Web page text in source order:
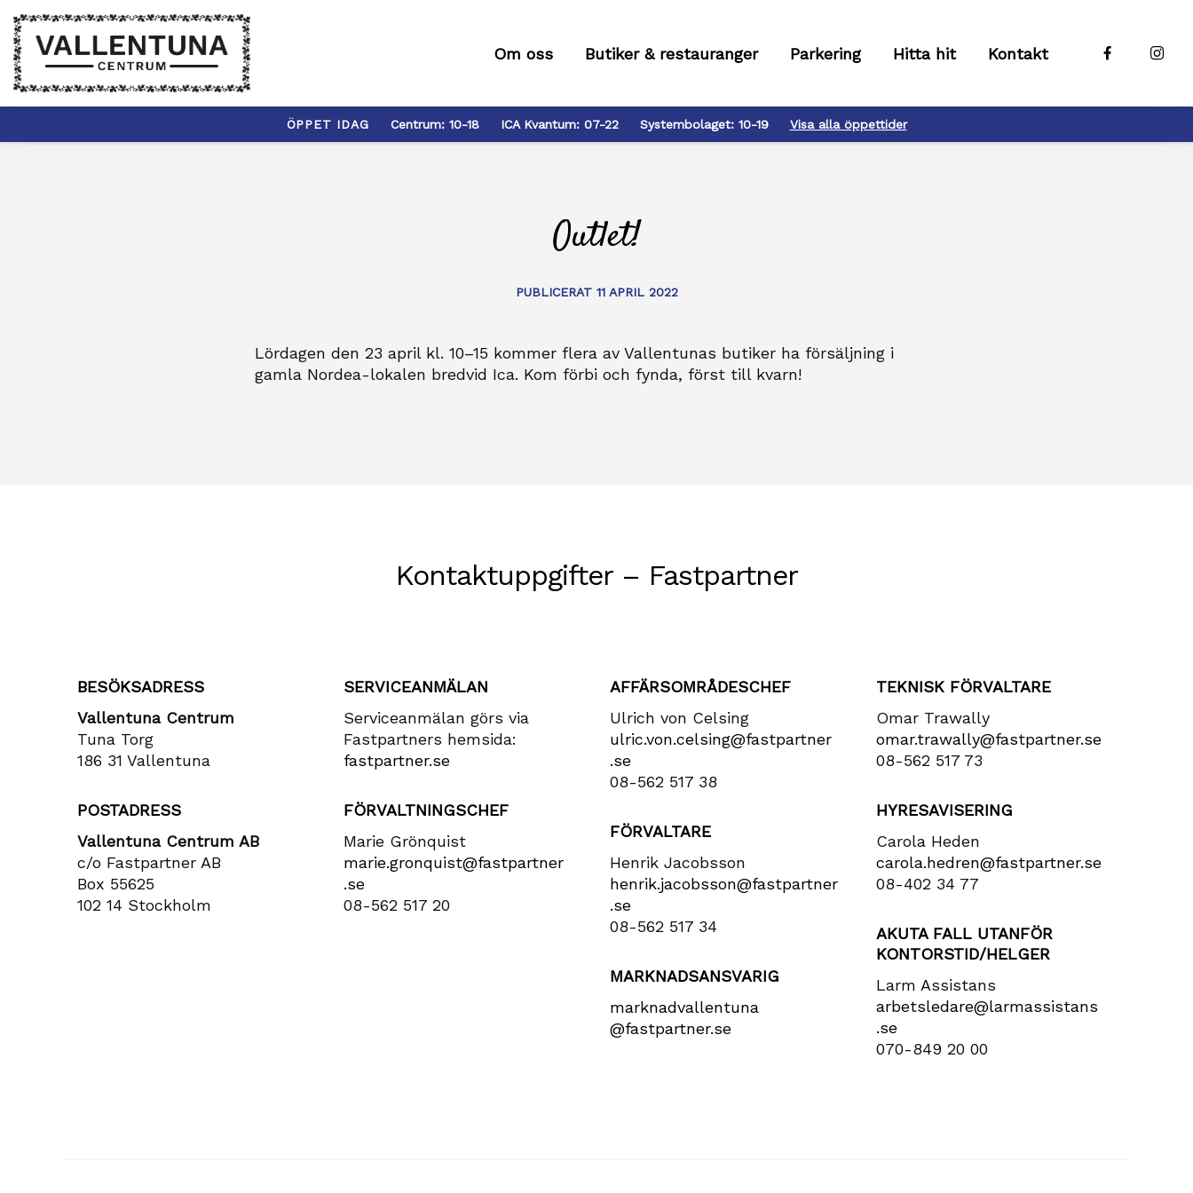
Om oss Butiker & restauranger Parkering Hitta hit Kontakt
ÖPPET IDAG Centrum: 10-18 ICA Kvantum: 07-22 Systembolaget: 10-19 Visa alla öppettider
Outlet!
PUBLICERAT 11 APRIL 2022
Lördagen den 23 april kl. 10–15 kommer flera av Vallentunas butiker ha försäljning i
gamla Nordea-lokalen bredvid Ica. Kom förbi och fynda, först till kvarn!
Kontaktuppgifter – Fastpartner
BESÖKSADRESS
Vallentuna Centrum
Tuna Torg
186 31 Vallentuna
POSTADRESS
Vallentuna Centrum AB
c/o Fastpartner AB
Box 55625
102 14 Stockholm
SERVICEANMÄLAN
Serviceanmälan görs via
Fastpartners hemsida:
fastpartner.se
FÖRVALTNINGSCHEF
Marie Grönquist
marie​.gronquist​@fastpartner​
.se
08-562 517 20
AFFÄRSOMRÅDESCHEF
Ulrich von Celsing
ulric​.von​.celsing​@fastpartner​
.se
08-562 517 38
FÖRVALTARE
Henrik Jacobsson
henrik​.jacobsson​@fastpartner​
.se
08-562 517 34
MARKNADSANSVARIG
marknadvallentuna​
@fastpartner​.se
TEKNISK FÖRVALTARE
Omar Trawally
omar.trawally@fastpartner.se
08-562 517 73
HYRESAVISERING
Carola Heden
carola​.hedren​@fastpartner​.se
08-402 34 77
AKUTA FALL UTANFÖR
KONTORSTID/HELGER
Larm Assistans
arbetsledare​@larmassistans​
.se
070-849 20 00